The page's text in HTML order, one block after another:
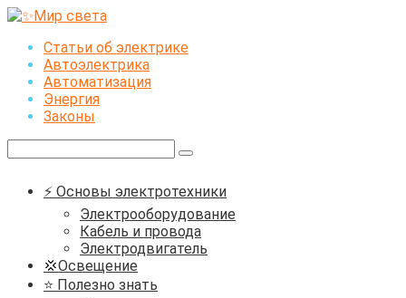
Перейти
контентуСтатьи об электрике
Автоэлектрика
Автоматизация
Энергия
Законы
⚡ Основы электротехники
Электрооборудование
Кабель и провода
Электродвигатель
💢Освещение
⭐ Полезно знать